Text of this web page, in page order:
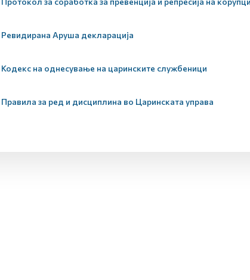
Ревидирана Аруша декларација
Кодекс на однесување на царинските службеници
Правила за ред и дисциплина во Царинската управа